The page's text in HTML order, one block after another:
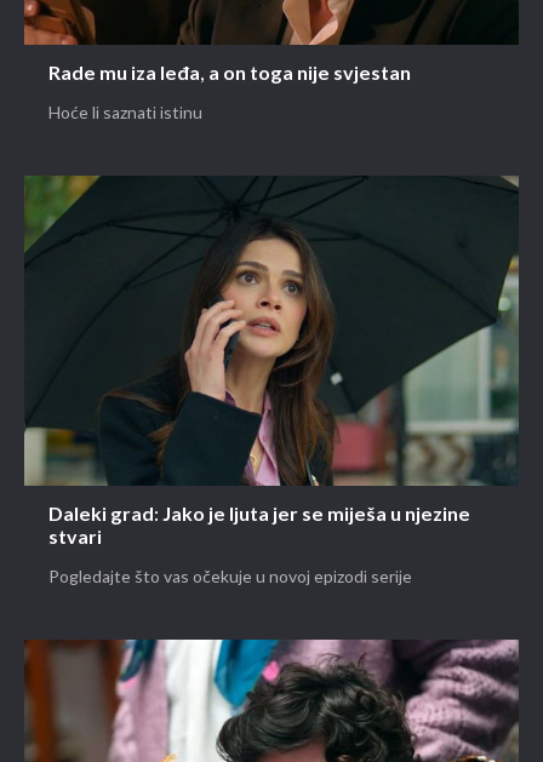
Rade mu iza leđa, a on toga nije svjestan
Hoće li saznati istinu
Daleki grad: Jako je ljuta jer se miješa u njezine
stvari
Pogledajte što vas očekuje u novoj epizodi serije